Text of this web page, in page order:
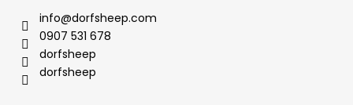
info@dorfsheep.com
0907 531 678
dorfsheep
dorfsheep